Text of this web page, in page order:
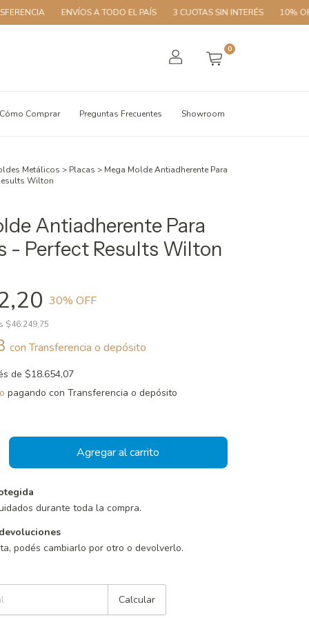
ENVÍOS A TODO EL PAÍS 3 CUOTAS SIN INTERÉS 10% OFF CON
0
Cómo Comprar Preguntas Frecuentes Showroom
Metálicos > Placas > Mega Molde Antiadherente Para
Wilton
Antiadherente Para
- Perfect Results Wilton
30% OFF
$46.249,75
con Transferencia o depósito
de $18.654,07
pagando con Transferencia o depósito
durante toda la compra.
podés cambiarlo por otro o devolverlo.
Calcular